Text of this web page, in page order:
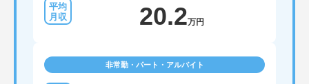
20.2万円
非常勤・パート・アルバイト